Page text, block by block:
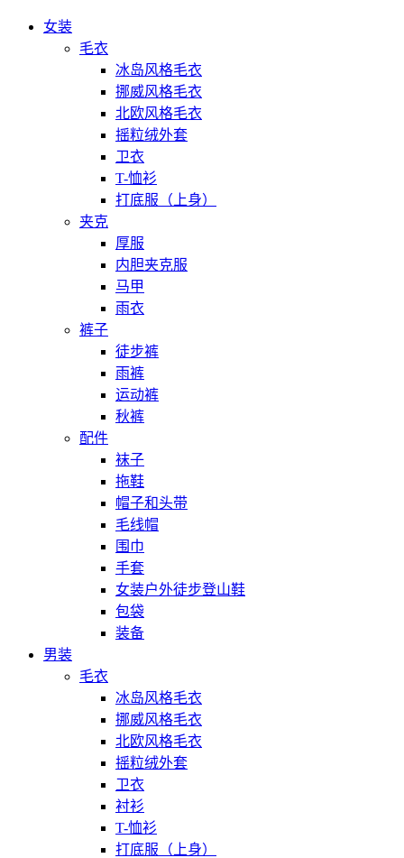
女装
毛衣
冰岛风格毛衣
挪威风格毛衣
北欧风格毛衣
摇粒绒外套
卫衣
T-恤衫
打底服（上身）
夹克
厚服
内胆夹克服
马甲
雨衣
裤子
徒步裤
雨裤
运动裤
秋裤
配件
袜子
拖鞋
帽子和头带
毛线帽
围巾
手套
女装户外徒步登山鞋
包袋
装备
男装
毛衣
冰岛风格毛衣
挪威风格毛衣
北欧风格毛衣
摇粒绒外套
卫衣
衬衫
T-恤衫
打底服（上身）